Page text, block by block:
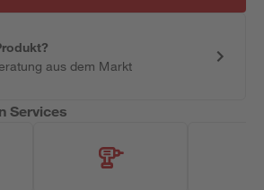
aus dem Markt
Services